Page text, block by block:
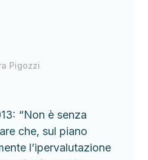
Pigozzi
“Non è senza
che, sul piano
l’ipervalutazione